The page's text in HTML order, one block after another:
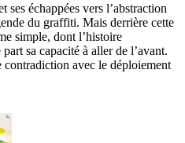
ses échappées vers l’abstraction
du graffiti. Mais derrière cette
simple, dont l’histoire
sa capacité à aller de l’avant.
avec le déploiement